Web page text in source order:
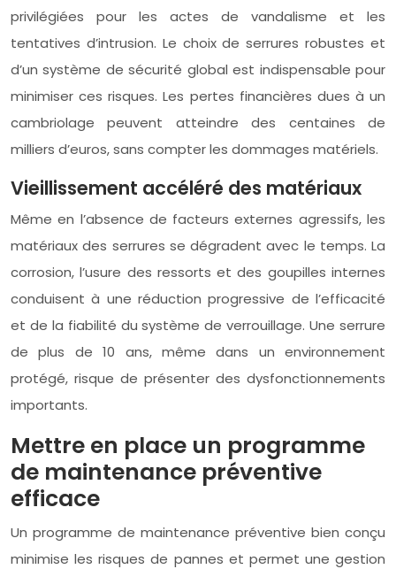
privilégiées pour les actes de vandalisme et les
tentatives d’intrusion. Le choix de serrures robustes et
d’un système de sécurité global est indispensable pour
minimiser ces risques. Les pertes financières dues à un
cambriolage peuvent atteindre des centaines de
milliers d’euros, sans compter les dommages matériels.
Vieillissement accéléré des matériaux
Même en l’absence de facteurs externes agressifs, les
matériaux des serrures se dégradent avec le temps. La
corrosion, l’usure des ressorts et des goupilles internes
conduisent à une réduction progressive de l’efficacité
et de la fiabilité du système de verrouillage. Une serrure
de plus de 10 ans, même dans un environnement
protégé, risque de présenter des dysfonctionnements
importants.
Mettre en place un programme
de maintenance préventive
efficace
Un programme de maintenance préventive bien conçu
minimise les risques de pannes et permet une gestion